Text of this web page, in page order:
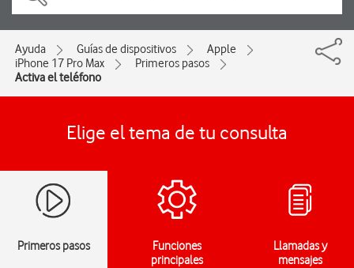
Ayuda Guías de dispositivos
Apple
iPhone 17 Pro Max
Primeros pasos
Activa el teléfono
Elige el tema de tu consulta
Primeros pasos
Funciones
principales
Llamadas y
mensajes